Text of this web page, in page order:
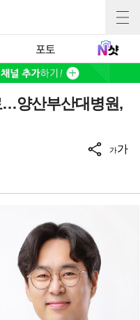
포토
양산부산대병원,
가가